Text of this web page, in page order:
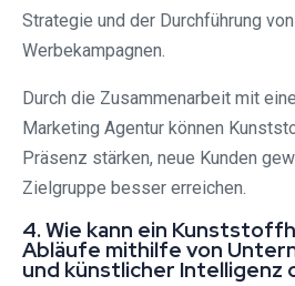
Strategie und der Durchführung
Werbekampagnen.
Durch die Zusammenarbeit mit
Marketing Agentur können
Präsenz stärken, neue Kunden
Zielgruppe besser erreichen.
4. Wie kann ein
Abläufe mithilfe von
und künstlicher Intelligenz